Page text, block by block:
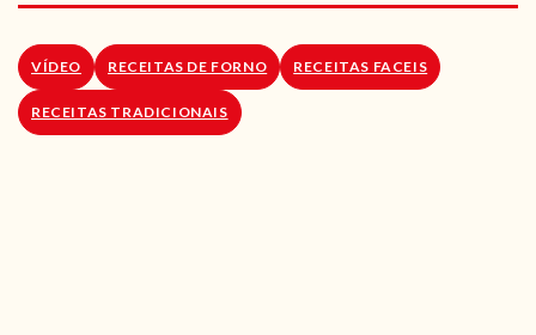
BLOG
VÍDEO RECEITAS DE FORNO RECEITAS FACEIS
RECEITAS TRADICIONAIS